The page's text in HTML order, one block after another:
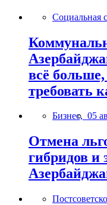
Социальная
всё
требовать
Бизнес, 05
Отмена
гибридов и